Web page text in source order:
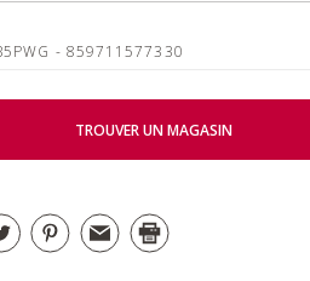
- 859711577330
TROUVER UN MAGASIN